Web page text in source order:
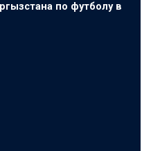
по футболу в